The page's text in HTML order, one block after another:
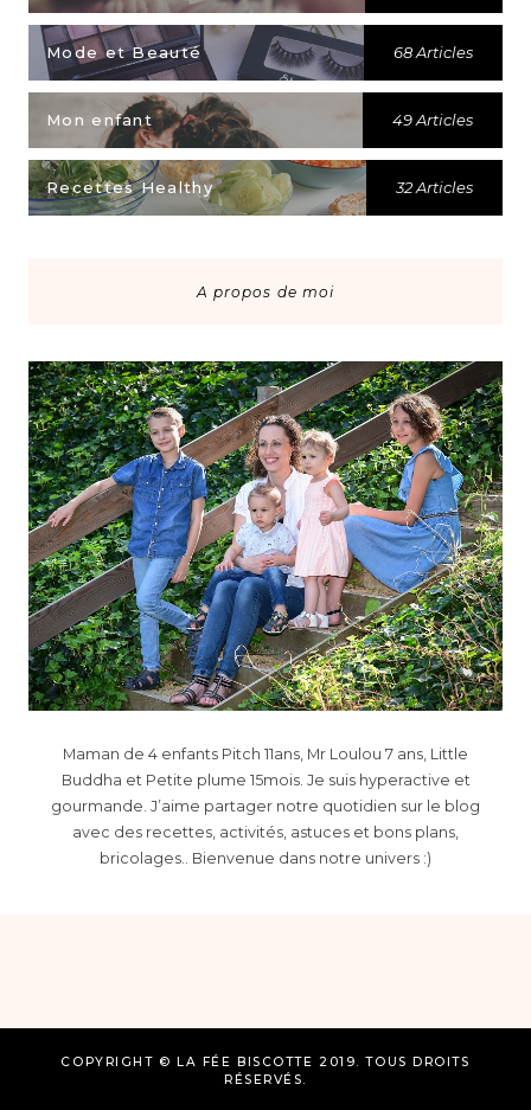
Mode et Beauté 68 Articles
Mon enfant 49 Articles
Recettes Healthy 32 Articles
A propos de moi
Maman de 4 enfants Pitch 11ans, Mr Loulou 7 ans, Little
Buddha et Petite plume 15mois. Je suis hyperactive et
gourmande. J’aime partager notre quotidien sur le blog
avec des recettes, activités, astuces et bons plans,
bricolages.. Bienvenue dans notre univers :)
COPYRIGHT © LA FÉE BISCOTTE 2019. TOUS DROITS
RÉSERVÉS.